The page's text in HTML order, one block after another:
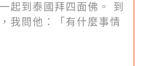
起到泰國拜四面佛。 到
我問他：「有什麼事情